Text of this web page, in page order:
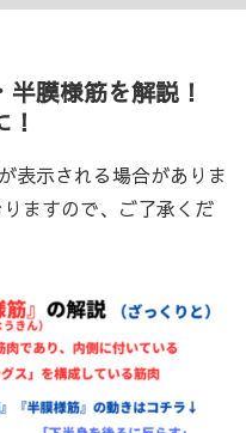
半膜様筋を解説！
表示される場合がありま
ますので、ご了承くだ